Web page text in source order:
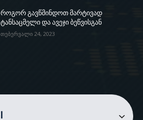
როგორ გავწმინდოთ მარტივად
ტანსაცმელი და ავეჯი ბეწვისგან
თებერვალი 24, 2023